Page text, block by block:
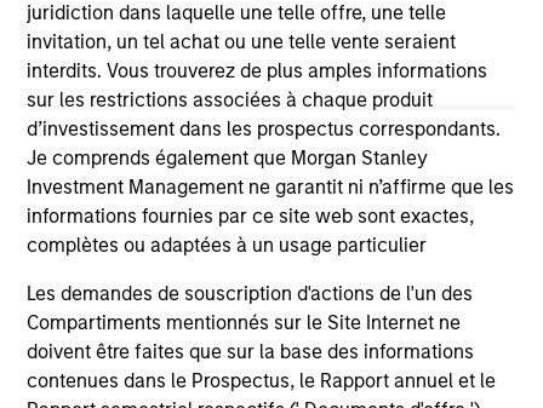
juridiction dans laquelle une telle offre, une telle
invitation, un tel achat ou une telle vente seraient
interdits. Vous trouverez de plus amples informations
sur les restrictions associées à chaque produit
d’investissement dans les prospectus correspondants.
Je comprends également que Morgan Stanley
Investment Management ne garantit ni n’affirme que les
informations fournies par ce site web sont exactes,
complètes ou adaptées à un usage particulier
Les demandes de souscription d'actions de l'un des
Compartiments mentionnés sur le Site Internet ne
doivent être faites que sur la base des informations
contenues dans le Prospectus, le Rapport annuel et le
Please refer to the strategy detail page for important
information on the strategy, including additional risk
considerations.